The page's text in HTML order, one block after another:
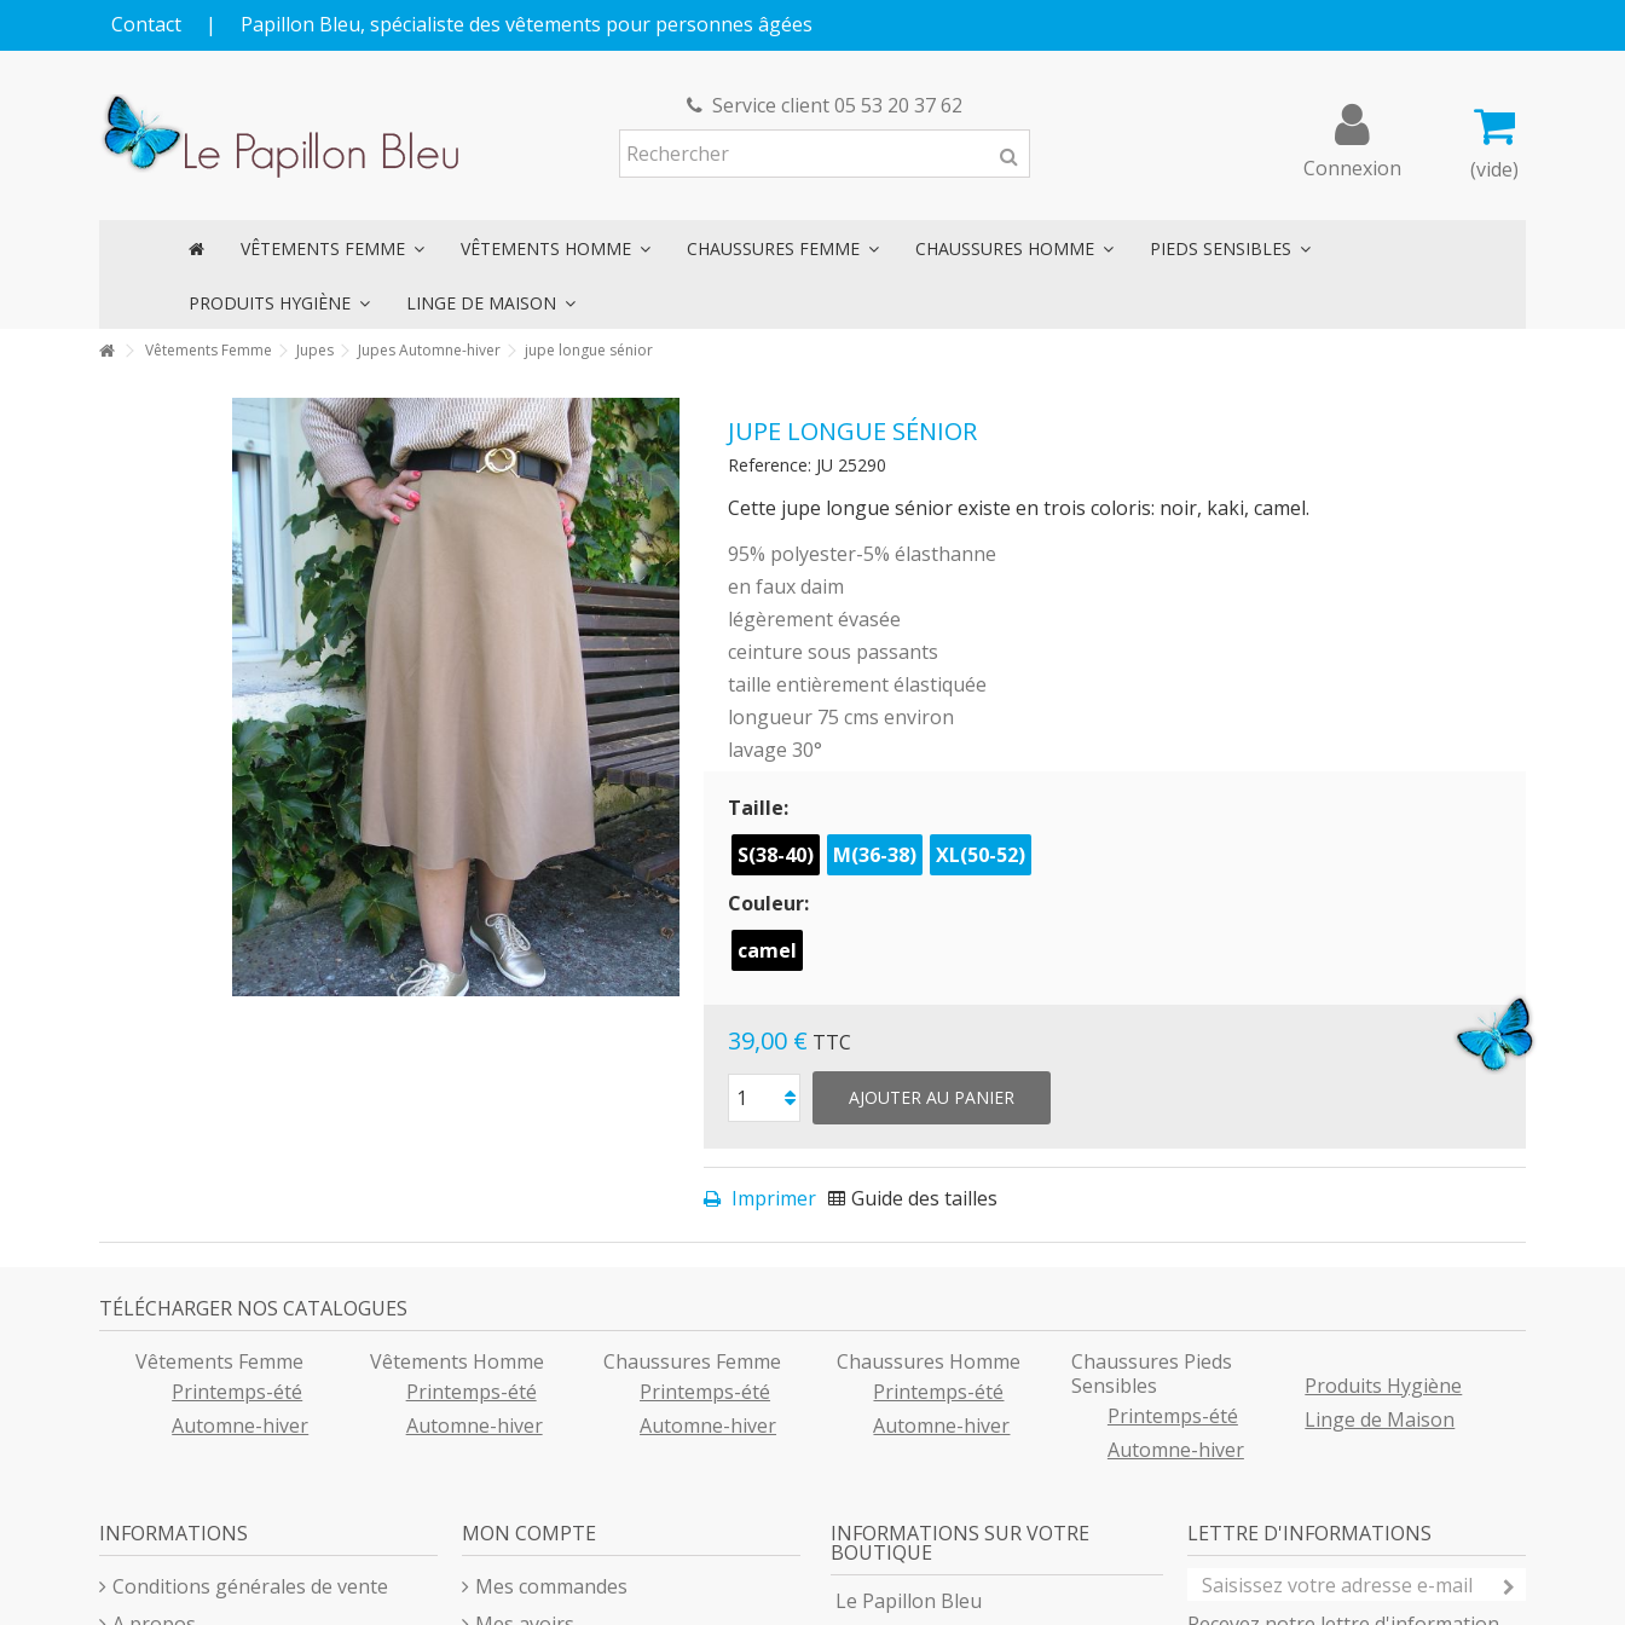
Contact | Papillon Bleu, spécialiste des vêtements pour personnes âgées
Service client 05 53 20 37 62
(vide)
Connexion
VÊTEMENTS FEMME VÊTEMENTS HOMME CHAUSSURES FEMME CHAUSSURES HOMME PIEDS SENSIBLES
PRODUITS HYGIÈNE LINGE DE MAISON
Vêtements Femme Jupes Jupes Automne-hiver jupe longue sénior
JUPE LONGUE SÉNIOR
Reference: JU 25290
Cette jupe longue sénior existe en trois coloris: noir, kaki, camel.
95% polyester-5% élasthanne
en faux daim
légèrement évasée
ceinture sous passants
taille entièrement élastiquée
longueur 75 cms environ
lavage 30°
Taille:
S(38-40)
M(36-38)
XL(50-52)
Couleur:
camel
39,00 € TTC
AJOUTER AU PANIER
Imprimer Guide des tailles
TÉLÉCHARGER NOS CATALOGUES
Vêtements Femme
Printemps-été
Automne-hiver
Vêtements Homme
Printemps-été
Automne-hiver
Chaussures Femme
Printemps-été
Automne-hiver
Chaussures Homme
Printemps-été
Automne-hiver
Chaussures Pieds
Sensibles
Printemps-été
Automne-hiver
Produits Hygiène
Linge de Maison
INFORMATIONS
Conditions générales de vente
MON COMPTE
Mes commandes
INFORMATIONS SUR VOTRE
BOUTIQUE
Le Papillon Bleu
LETTRE D'INFORMATIONS